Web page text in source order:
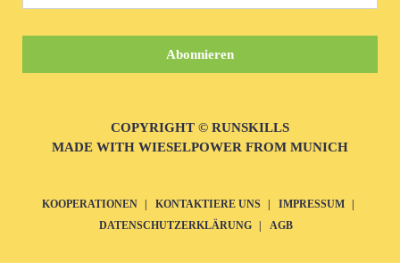
COPYRIGHT © RUNSKILLS
MADE WITH WIESELPOWER FROM MUNICH
KOOPERATIONEN KONTAKTIERE UNS
IMPRESSUM
DATENSCHUTZERKLÄRUNG
AGB